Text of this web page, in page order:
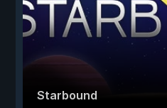
Starbound